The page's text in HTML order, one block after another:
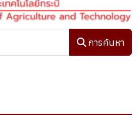
การค้นหา